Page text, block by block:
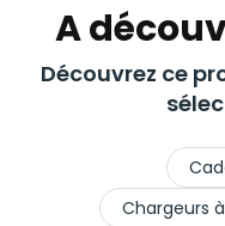
A
Découvrez ce
Chargeurs